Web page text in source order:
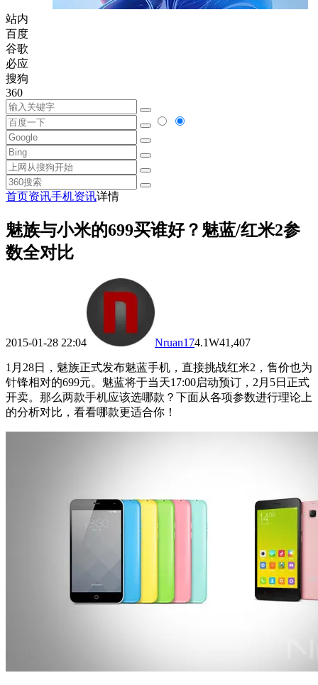
站内
百度
谷歌
必应
搜狗
360
首页资讯手机资讯详情
魅族与小米的699买谁好？魅蓝/红米2参
数全对比
2015-01-28 22:04 Nruan174.1W41,407
1月28日，魅族正式发布魅蓝手机，直接挑战红米2，售价也为
针锋相对的699元。魅蓝将于当天17:00启动预订，2月5日正式
开卖。那么两款手机应该选哪款？下面从各项参数进行理论上
的分析对比，看看哪款更适合你！